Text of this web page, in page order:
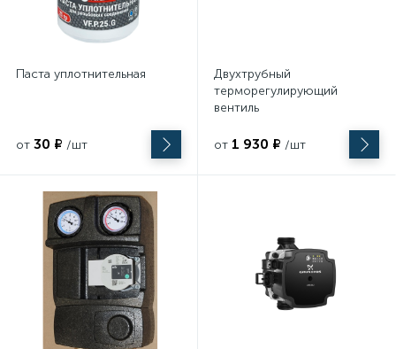
Паста уплотнительная
от 30 ₽ /шт
Двухтрубный
терморегулирующий
вентиль
от 1 930 ₽ /шт